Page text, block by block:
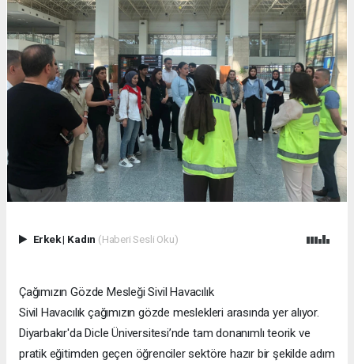
Erkek| Kadın (Haberi Sesli Oku)
Çağımızın Gözde Mesleği Sivil Havacılık
Sivil Havacılık çağımızın gözde meslekleri arasında yer alıyor.
Diyarbakır'da Dicle Üniversitesi’nde tam donanımlı teorik ve
pratik eğitimden geçen öğrenciler sektöre hazır bir şekilde adım